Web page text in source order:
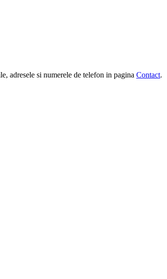
adresele si numerele de telefon in pagina Contact.